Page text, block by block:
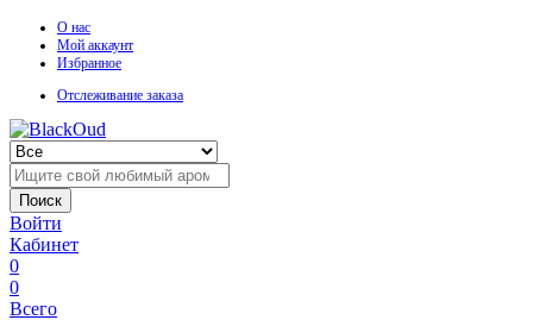
О нас
Мой аккаунт
Избранное
Отслеживание заказа
Поиск
Войти
Кабинет
0
0
Всего